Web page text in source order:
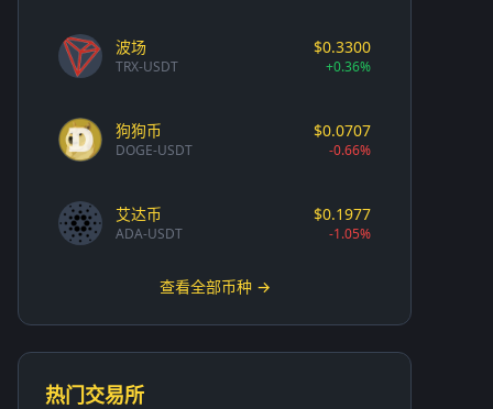
波场
TRX-USDT
$0.3300
+0.36%
狗狗币
DOGE-USDT
$0.0707
-0.66%
艾达币
ADA-USDT
$0.1977
-1.05%
查看全部币种 →
热门交易所